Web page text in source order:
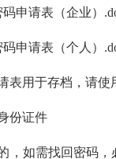
申请表（企业）
申请表（个人）
表用于存档，请使
份证件
，如需找回密码